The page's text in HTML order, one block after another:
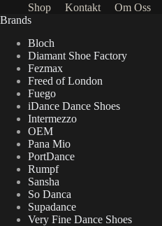
Shop Kontakt Om Oss
Brands
Bloch
Diamant Shoe Factory
Fezmax
Freed of London
Fuego
iDance Dance Shoes
Intermezzo
OEM
Pana Mio
PortDance
Rumpf
Sansha
So Danca
Supadance
Very Fine Dance Shoes